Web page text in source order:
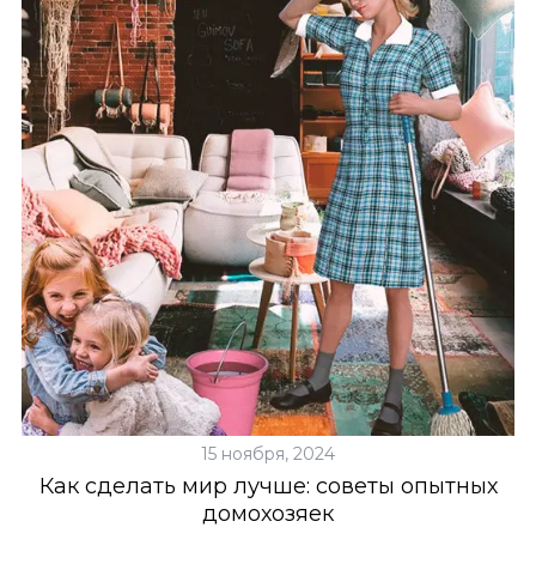
15 ноября, 2024
Как сделать мир лучше: советы опытных
домохозяек